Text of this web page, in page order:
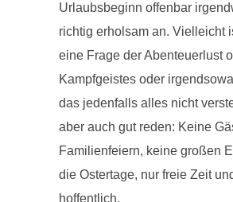
Urlaubsbeginn offenbar
richtig erholsam an. Vielleicht
eine Frage der Abenteuerlust
Kampfgeistes oder
das jedenfalls alles nicht
aber auch gut reden: Keine
Familienfeiern, keine großen
die Ostertage, nur freie Zeit
hoffentlich.